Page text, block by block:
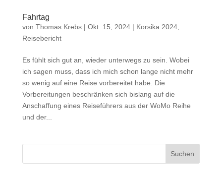
Fahrtag
von Thomas Krebs| Okt. 15, 2024| Korsika 2024,
Reisebericht
Es fühlt sich gut an, wieder unterwegs zu sein. Wobei
ich sagen muss, dass ich mich schon lange nicht mehr
so wenig auf eine Reise vorbereitet habe. Die
Vorbereitungen beschränken sich bislang auf die
Anschaffung eines Reiseführers aus der WoMo Reihe
und der...
Suchen